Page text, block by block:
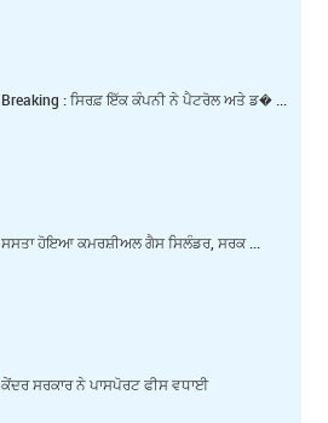
Breaking : ਸਿਰਫ਼ ਇੱਕ ਕੰਪਨੀ ਨੇ ਪੈਟਰੋਲ ਅਤੇ ਡ� ...
ਸਸਤਾ ਹੋਇਆ ਕਮਰਸ਼ੀਅਲ ਗੈਸ ਸਿਲੰਡਰ, ਸਰਕ ...
ਕੇਂਦਰ ਸਰਕਾਰ ਨੇ ਪਾਸਪੋਰਟ ਫੀਸ ਵਧਾਈ